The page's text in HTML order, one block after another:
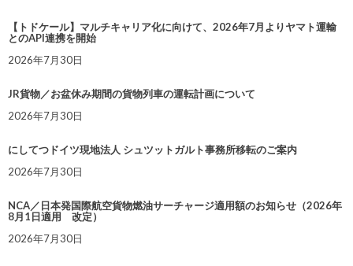
【トドケール】マルチキャリア化に向けて、2026年7月よりヤマト運輸
とのAPI連携を開始
2026年7月30日
JR貨物／お盆休み期間の貨物列車の運転計画について
2026年7月30日
にしてつドイツ現地法人 シュツットガルト事務所移転のご案内
2026年7月30日
NCA／日本発国際航空貨物燃油サーチャージ適用額のお知らせ（2026年
8月1日適用 改定）
2026年7月30日